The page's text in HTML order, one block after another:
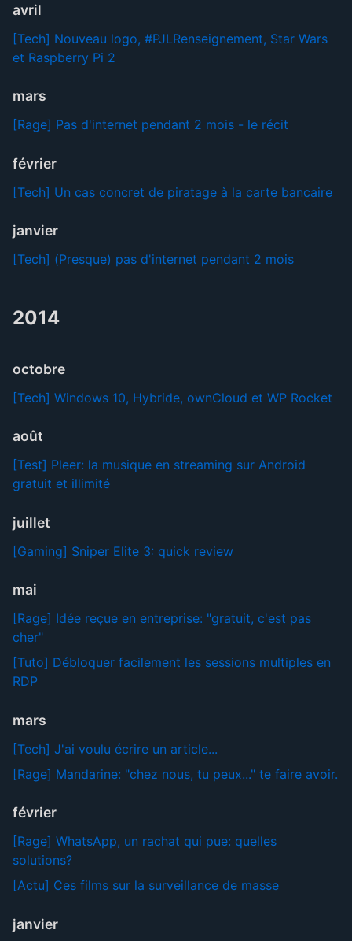
avril
[Tech] Nouveau logo, #PJLRenseignement, Star Wars
et Raspberry Pi 2
mars
[Rage] Pas d'internet pendant 2 mois - le récit
février
[Tech] Un cas concret de piratage à la carte bancaire
janvier
[Tech] (Presque) pas d'internet pendant 2 mois
2014
octobre
[Tech] Windows 10, Hybride, ownCloud et WP Rocket
août
[Test] Pleer: la musique en streaming sur Android
gratuit et illimité
juillet
[Gaming] Sniper Elite 3: quick review
mai
[Rage] Idée reçue en entreprise: "gratuit, c'est pas
cher"
[Tuto] Débloquer facilement les sessions multiples en
RDP
mars
[Tech] J'ai voulu écrire un article...
[Rage] Mandarine: "chez nous, tu peux..." te faire avoir.
février
[Rage] WhatsApp, un rachat qui pue: quelles
solutions?
[Actu] Ces films sur la surveillance de masse
janvier